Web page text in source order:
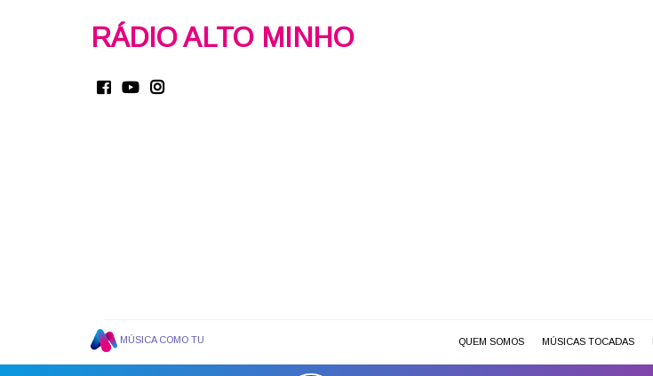
RÁDIO ALTO MINHO
MÚSICA COMO TU QUEM SOMOS MÚSICAS TOCADAS